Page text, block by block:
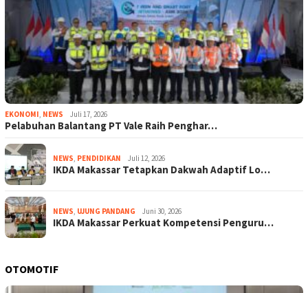
EKONOMI, NEWS Juli 17, 2026
Pelabuhan Balantang PT Vale Raih Penghar…
NEWS, PENDIDIKAN Juli 12, 2026
IKDA Makassar Tetapkan Dakwah Adaptif Lo…
NEWS, UJUNG PANDANG Juni 30, 2026
IKDA Makassar Perkuat Kompetensi Penguru…
OTOMOTIF